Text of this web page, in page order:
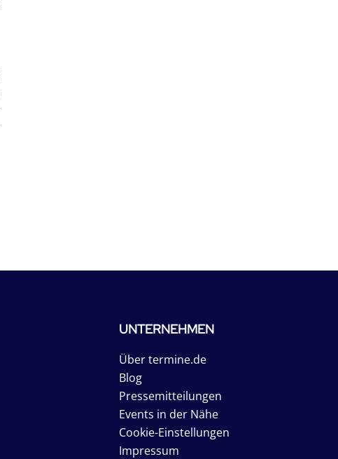
UNTERNEHMEN
Über termine.de
Blog
Pressemitteilungen
Events in der Nähe
Cookie-Einstellungen
Impressum